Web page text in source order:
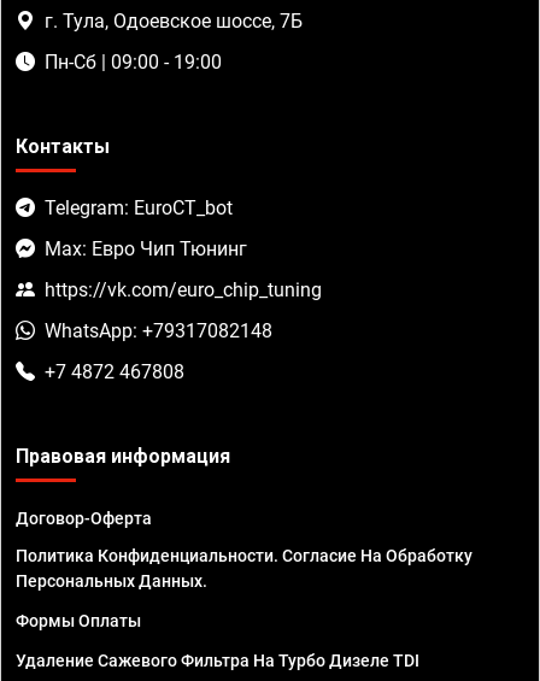
г. Тула, Одоевское шоссе, 7Б
Пн-Сб | 09:00 - 19:00
Контакты
Telegram: EuroCT_bot
Max: Евро Чип Тюнинг
https://vk.com/euro_chip_tuning
WhatsApp: +79317082148
+7 4872 467808
Правовая информация
Договор-Оферта
Политика Конфиденциальности. Согласие На Обработку
Персональных Данных.
Формы Оплаты
Удаление Сажевого Фильтра На Турбо Дизеле TDI